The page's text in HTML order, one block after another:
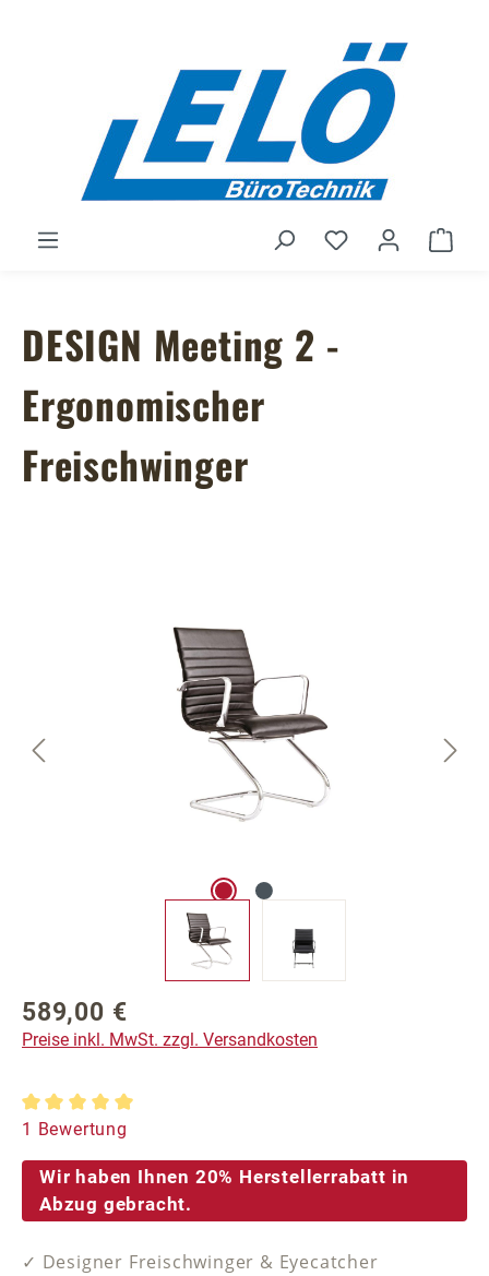
Du hast 0
DESIGN Meeting 2 -
Ergonomischer
Freischwinger
Regulärer Preis:
589,00 €
Preise inkl. MwSt. zzgl. Versandkosten
Durchschnittliche Bewertung von 5 von 5 Sternen
1 Bewertung
Wir haben Ihnen 20% Herstellerrabatt in
Abzug gebracht.
✓ Designer Freischwinger & Eyecatcher